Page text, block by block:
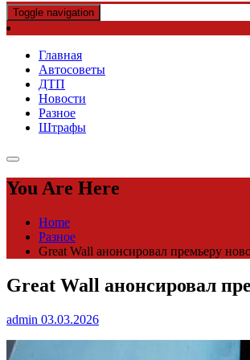
Toggle navigation
Главная
Автосоветы
ДТП
Новости
Разное
Штрафы
You Are Here
Home
Разное
Great Wall анонсировал премьеру
Great Wall анонсировал
admin 03.03.2026